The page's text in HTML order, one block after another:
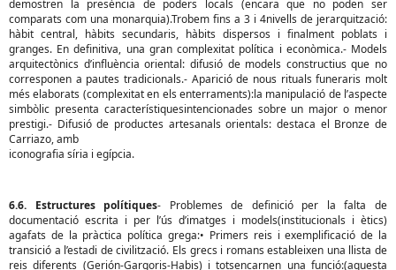
demostren la presència de poders locals (encara que no poden ser
comparats com una monarquia).Trobem fins a 3 i 4nivells de jerarquització:
hàbit central, hàbits secundaris, hàbits dispersos i finalment poblats i
granges. En definitiva, una gran complexitat política i econòmica.- Models
arquitectònics d’influència oriental: difusió de models constructius que no
corresponen a pautes tradicionals.- Aparició de nous rituals funeraris molt
més elaborats (complexitat en els enterraments):la manipulació de l’aspecte
simbòlic presenta característiquesintencionades sobre un major o menor
prestigi.- Difusió de productes artesanals orientals: destaca el Bronze de
Carriazo, amb
iconografia síria i egípcia.
6.6. Estructures polítiques- Problemes de definició per la falta de
documentació escrita i per l’ús d’imatges i models(institucionals i ètics)
agafats de la pràctica política grega:• Primers reis i exemplificació de la
transició a l’estadi de civilització. Els grecs i romans estableixen una llista de
reis diferents (Gerión-Gargoris-Habis) i totsencarnen una funció:(aquesta